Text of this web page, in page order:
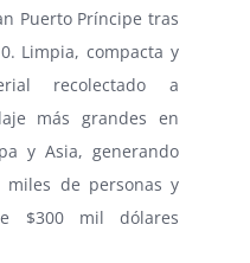
Puerto Príncipe tras
Limpia, compacta y
recolectado a
más grandes en
y Asia, generando
miles de personas y
$300 mil dólares